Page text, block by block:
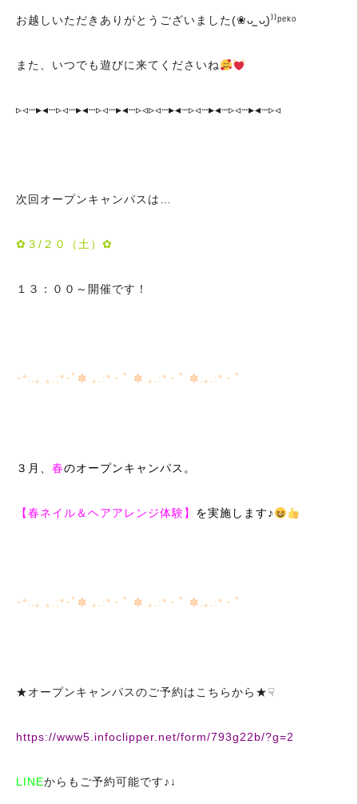
お越しいただきありがとうございました(❀ᴗ͈ˬᴗ͈)⁾⁾ᵖᵉᵏᵒ
また、いつでも遊びに来てくださいね
▹◃┄▸◂┄▹◃┄▸◂┄▹◃┄▸◂┄▹◃▹◃┄▸◂┄▹◃┄▸◂┄▹◃┄▸◂┄▹◃
次回オープンキャンパスは…
✿３/２０（土）✿
１３：００～開催です！
･*:.｡ ｡.:*･ﾟ✽.｡.:*・ﾟ ✽.｡.:*・ﾟ ✽.｡.:*・ﾟ
３月、 春のオープンキャンパス。
【春ネイル＆ヘアアレンジ体験】 を実施します♪
･*:.｡ ｡.:*･ﾟ✽.｡.:*・ﾟ ✽.｡.:*・ﾟ ✽.｡.:*・ﾟ
★オープンキャンパスのご予約はこちらから★☟
https://www5.infoclipper.net/form/793g22b/?g=2
LINEからもご予約可能です♪↓